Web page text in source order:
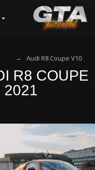
Audi R8 Coupe V10
→
R8 COUPE
2021